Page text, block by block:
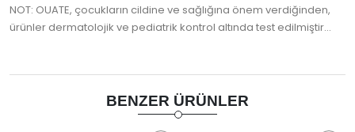
NOT: OUATE, çocukların cildine ve sağlığına önem verdiğinden,
ürünler dermatolojik ve pediatrik kontrol altında test edilmiştir...
BENZER ÜRÜNLER